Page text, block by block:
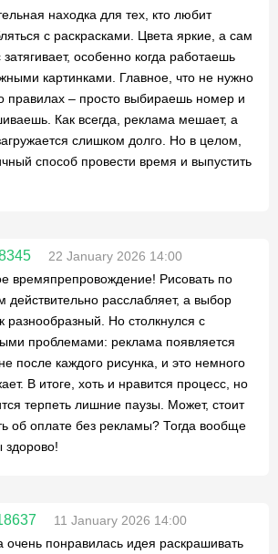
находка для тех, кто любит
с раскрасками. Цвета яркие, а сам
затягивает, особенно когда работаешь
картинками. Главное, что не нужно
правилах – просто выбираешь номер и
Как всегда, реклама мешает, а
слишком долго. Но в целом,
способ провести время и выпустить
22 January 2026 14:00
времяпрепровождение! Рисовать по
действительно расслабляет, а выбор
разнообразный. Но столкнулся с
проблемами: реклама появляется
после каждого рисунка, и это немного
В итоге, хоть и нравится процесс, но
терпеть лишние паузы. Может, стоит
об оплате без рекламы? Тогда вообще
11 January 2026 14:00
очень понравилась идея раскрашивать